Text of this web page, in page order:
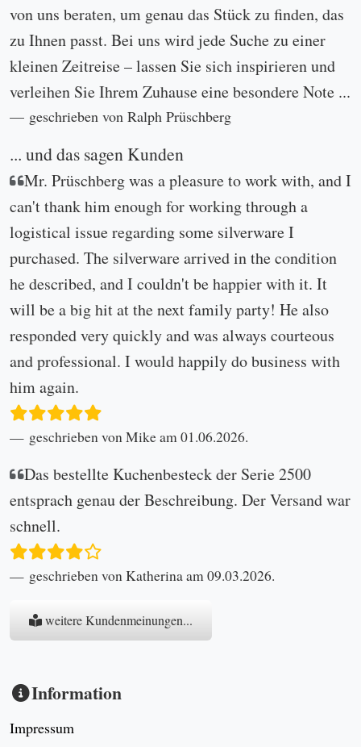
von uns beraten, um genau das Stück zu finden, das
zu Ihnen passt. Bei uns wird jede Suche zu einer
kleinen Zeitreise – lassen Sie sich inspirieren und
verleihen Sie Ihrem Zuhause eine besondere Note ...
geschrieben von Ralph Prüschberg
... und das sagen Kunden
Mr. Prüschberg was a pleasure to work with, and I
can't thank him enough for working through a
logistical issue regarding some silverware I
purchased. The silverware arrived in the condition
he described, and I couldn't be happier with it. It
will be a big hit at the next family party! He also
responded very quickly and was always courteous
and professional. I would happily do business with
him again.
geschrieben von Mike am 01.06.2026.
Das bestellte Kuchenbesteck der Serie 2500
entsprach genau der Beschreibung. Der Versand war
schnell.
geschrieben von Katherina am 09.03.2026.
weitere Kundenmeinungen...
Information
Impressum